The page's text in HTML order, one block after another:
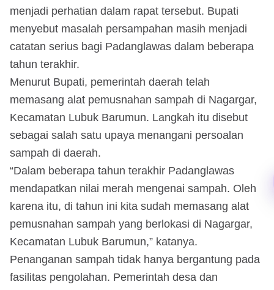
menjadi perhatian dalam rapat tersebut. Bupati
menyebut masalah persampahan masih menjadi
catatan serius bagi Padanglawas dalam beberapa
tahun terakhir.
Menurut Bupati, pemerintah daerah telah
memasang alat pemusnahan sampah di Nagargar,
Kecamatan Lubuk Barumun. Langkah itu disebut
sebagai salah satu upaya menangani persoalan
sampah di daerah.
“Dalam beberapa tahun terakhir Padanglawas
mendapatkan nilai merah mengenai sampah. Oleh
karena itu, di tahun ini kita sudah memasang alat
pemusnahan sampah yang berlokasi di Nagargar,
Kecamatan Lubuk Barumun,” katanya.
Penanganan sampah tidak hanya bergantung pada
fasilitas pengolahan. Pemerintah desa dan